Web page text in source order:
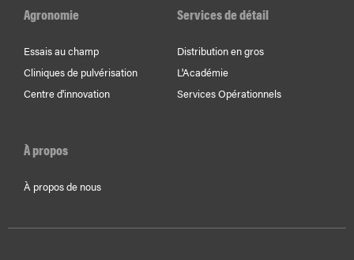
Agronomie
Essais au champ
Cliniques de pulvérisation
Centre d'innovation
Services de détail
Distribution en gros
L'Académie
Services Opérationnels
À propos
À propos de nous